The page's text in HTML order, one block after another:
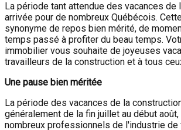
La période tant attendue des vacances de
arrivée pour de nombreux Québécois.
synonyme de repos bien mérité, de
temps passé à profiter du beau temps.
immobilier vous souhaite de joyeuses
travailleurs de la construction et à tous
Une pause bien méritée
La période des vacances de la
généralement de la fin juillet au début
nombreux professionnels de l'industrie de